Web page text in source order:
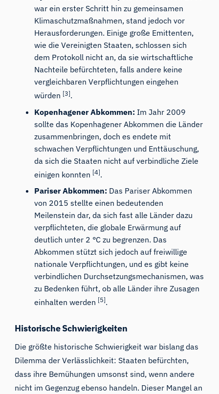
war ein erster Schritt hin zu gemeinsamen
Klimaschutzmaßnahmen, stand jedoch vor
Herausforderungen. Einige große Emittenten,
wie die Vereinigten Staaten, schlossen sich
dem Protokoll nicht an, da sie wirtschaftliche
Nachteile befürchteten, falls andere keine
vergleichbaren Verpflichtungen eingehen
würden [3].
Kopenhagener Abkommen: Im Jahr 2009
sollte das Kopenhagener Abkommen die Länder
zusammenbringen, doch es endete mit
schwachen Verpflichtungen und Enttäuschung,
da sich die Staaten nicht auf verbindliche Ziele
einigen konnten [4].
Pariser Abkommen: Das Pariser Abkommen
von 2015 stellte einen bedeutenden
Meilenstein dar, da sich fast alle Länder dazu
verpflichteten, die globale Erwärmung auf
deutlich unter 2 °C zu begrenzen. Das
Abkommen stützt sich jedoch auf freiwillige
nationale Verpflichtungen, und es gibt keine
verbindlichen Durchsetzungsmechanismen, was
zu Bedenken führt, ob alle Länder ihre Zusagen
einhalten werden [5].
Historische Schwierigkeiten
Die größte historische Schwierigkeit war bislang das
Dilemma der Verlässlichkeit: Staaten befürchten,
dass ihre Bemühungen umsonst sind, wenn andere
nicht im Gegenzug ebenso handeln. Dieser Mangel an